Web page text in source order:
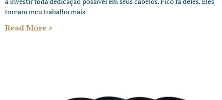
tornam meu trabalho mais
Read More »